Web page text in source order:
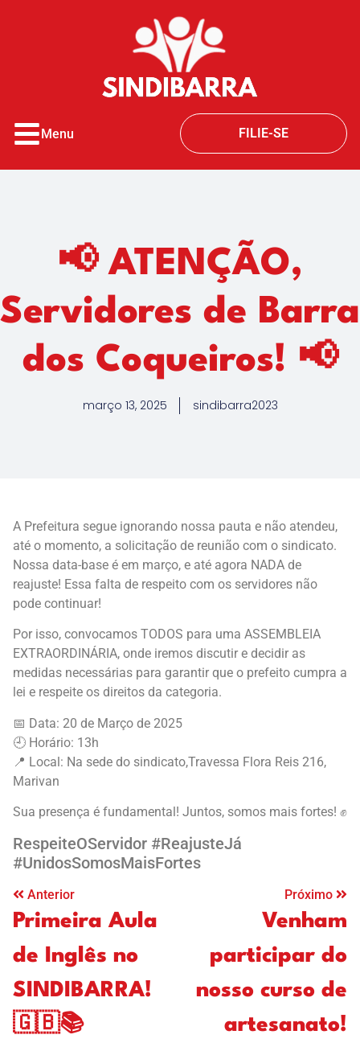
Menu FILIE-SE
📢 ATENÇÃO,
Servidores de Barra
dos Coqueiros! 📢
março 13, 2025 sindibarra2023
A Prefeitura segue ignorando nossa pauta e não atendeu,
até o momento, a solicitação de reunião com o sindicato.
Nossa data-base é em março, e até agora NADA de
reajuste! Essa falta de respeito com os servidores não
pode continuar!
Por isso, convocamos TODOS para uma ASSEMBLEIA
EXTRAORDINÁRIA, onde iremos discutir e decidir as
medidas necessárias para garantir que o prefeito cumpra a
lei e respeite os direitos da categoria.
📅 Data: 20 de Março de 2025
🕘 Horário: 13h
📍 Local: Na sede do sindicato,Travessa Flora Reis 216,
Marivan
Sua presença é fundamental! Juntos, somos mais fortes! ✊
RespeiteOServidor #ReajusteJá
#UnidosSomosMaisFortes
Anterior
Primeira Aula
de Inglês no
SINDIBARRA!
🇬🇧📚
Próximo
Venham
participar do
nosso curso de
artesanato!